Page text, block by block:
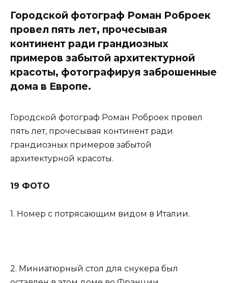
Городской фотограф Роман Роброек
провел пять лет, прочесывая
континент ради грандиозных
примеров забытой архитектурной
красоты, фотографируя заброшенные
дома в Европе.
Городской фотограф Роман Роброек провел
пять лет, прочесывая континент ради
грандиозных примеров забытой
архитектурной красоты.
19 ФОТО
1. Номер с потрясающим видом в Италии.
2. Миниатюрный стол для снукера был